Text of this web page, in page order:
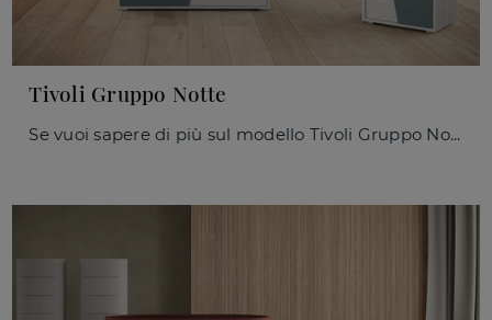
Tivoli Gruppo Notte
Se vuoi sapere di più sul modello Tivoli Gruppo Notte, clicca e scopri i Comodini e comò Giessegi ideali per la tua zona notte.